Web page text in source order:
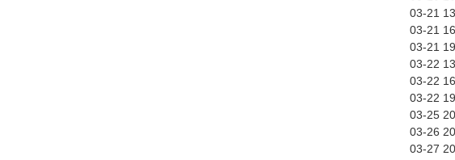
03-21
03-21
03-21
03-22
03-22
03-22
03-25
03-26
03-27